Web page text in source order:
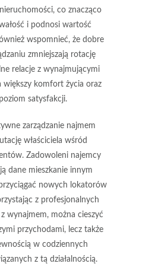
co znacząco
i podnosi wartość
wspomnieć, że dobre
zmniejszają rotację
relacje z wynajmującymi
większy komfort życia oraz
satysfakcji.
zarządzanie najmem
właściciela wśród
Zadowoleni najemcy
dane mieszkanie innym
nowych lokatorów
z profesjonalnych
wynajmem, można cieszyć
przychodami, lecz także
w codziennych
z tą działalnością.